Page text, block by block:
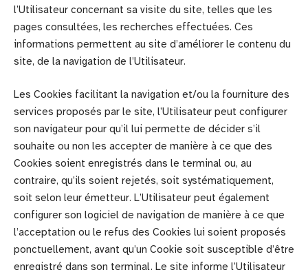
l’Utilisateur concernant sa visite du site, telles que les
pages consultées, les recherches effectuées. Ces
informations permettent au site d’améliorer le contenu du
site, de la navigation de l’Utilisateur.
Les Cookies facilitant la navigation et/ou la fourniture des
services proposés par le site, l’Utilisateur peut configurer
son navigateur pour qu’il lui permette de décider s’il
souhaite ou non les accepter de manière à ce que des
Cookies soient enregistrés dans le terminal ou, au
contraire, qu’ils soient rejetés, soit systématiquement,
soit selon leur émetteur. L’Utilisateur peut également
configurer son logiciel de navigation de manière à ce que
l’acceptation ou le refus des Cookies lui soient proposés
ponctuellement, avant qu’un Cookie soit susceptible d’être
enregistré dans son terminal. Le site informe l’Utilisateur